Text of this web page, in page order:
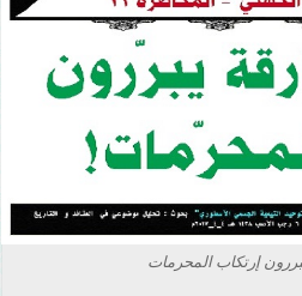
إرتكاب المحرمات